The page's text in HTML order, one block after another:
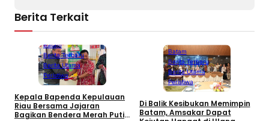
Berita Terkait
Batam
Berita Terbaru
Berita Utama
Peristiwa
Kepala Bapenda Kepulauan
Riau Bersama Jajaran
Bagikan Bendera Merah Putih
Batam
Berita Terbaru
Berita Utama
Peristiwa
Di Balik Kesibukan Memimpin
Batam, Amsakar Dapat